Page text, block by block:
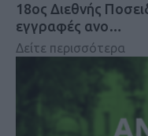
18oς Διεθνής
εγγραφές ανο…
Δείτε περισσότερα